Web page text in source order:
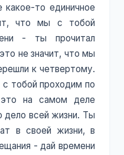
то единичное
что мы с тобой
- ты прочитал
не значит, что мы
к четвертому.
тобой проходим по
на самом деле
дело всей жизни. Ты
в своей жизни, в
- дай времени